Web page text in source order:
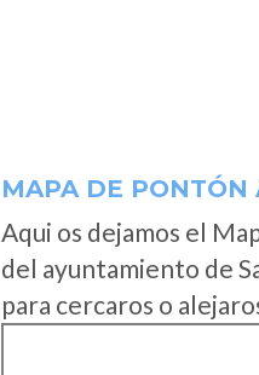
MAPA DE PONTÓN
Aqui os dejamos el
del ayuntamiento de
para cercaros o